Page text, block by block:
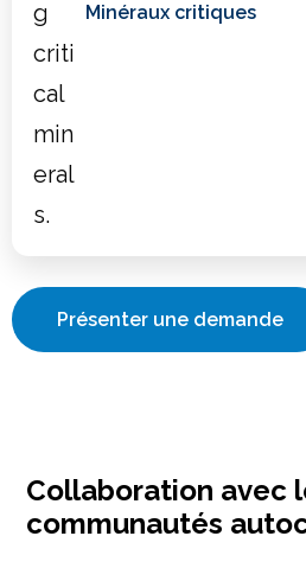
Minéraux critiques
Présenter une demande
Collaboration avec
communautés